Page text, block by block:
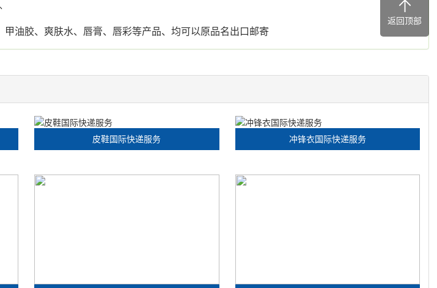
油胶、爽肤水、唇膏、唇彩等产品、均可以原品名出口邮寄
皮鞋国际快递服务 冲锋衣国际快递服务
返回顶部